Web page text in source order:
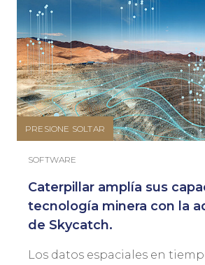
PRESIONE SOLTAR
SOFTWARE
Caterpillar amplía sus
tecnología minera con la
de Skycatch.
Los datos espaciales en